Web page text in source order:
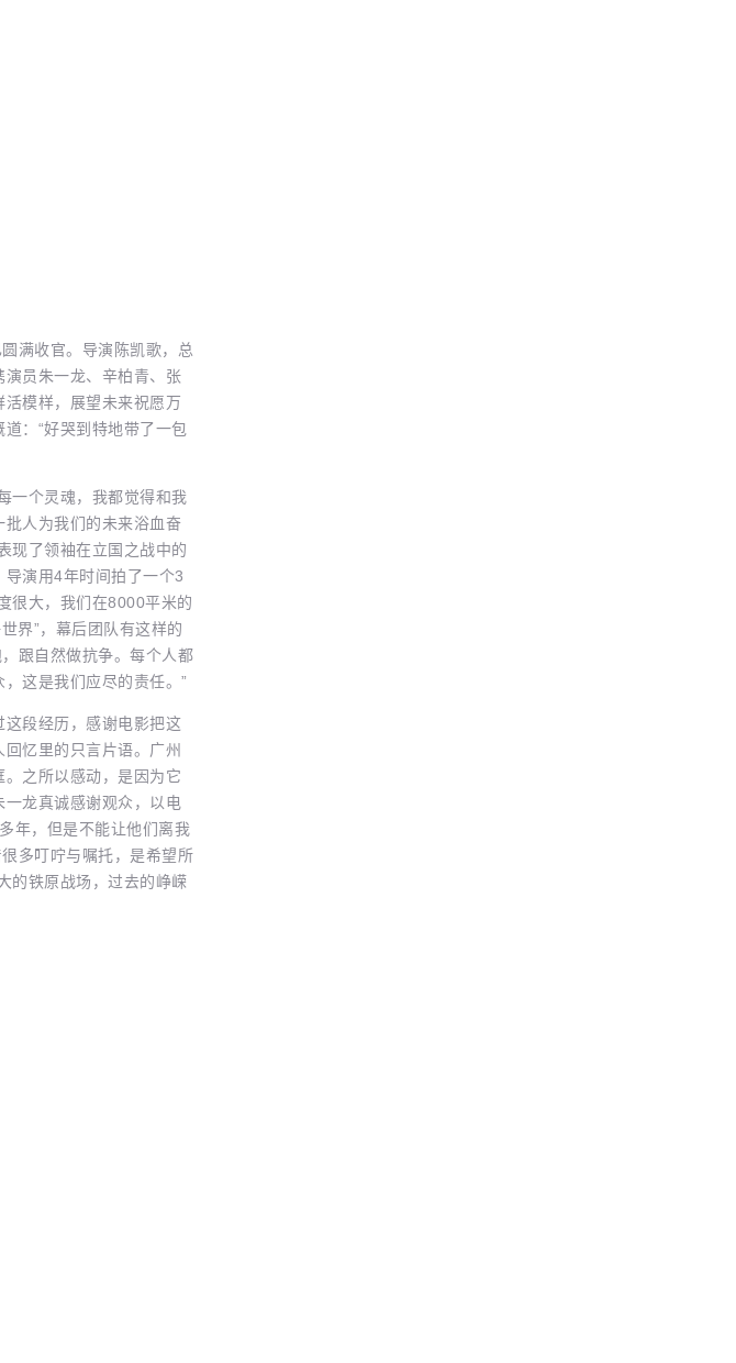
满收官。导演陈凯歌，总
员朱一龙、辛柏青、张
模样，展望未来祝愿万
：“好哭到特地带了一包
一个灵魂，我都觉得和我
人为我们的未来浴血奋
现了领袖在立国之战中的
演用4年时间拍了一个3
很大，我们在8000平米的
界”，幕后团队有这样的
跟自然做抗争。每个人都
这是我们应尽的责任。”
段经历，感谢电影把这
忆里的只言片语。广州
之所以感动，是因为它
龙真诚感谢观众，以电
年，但是不能让他们离我
多叮咛与嘱托，是希望所
的铁原战场，过去的峥嵘